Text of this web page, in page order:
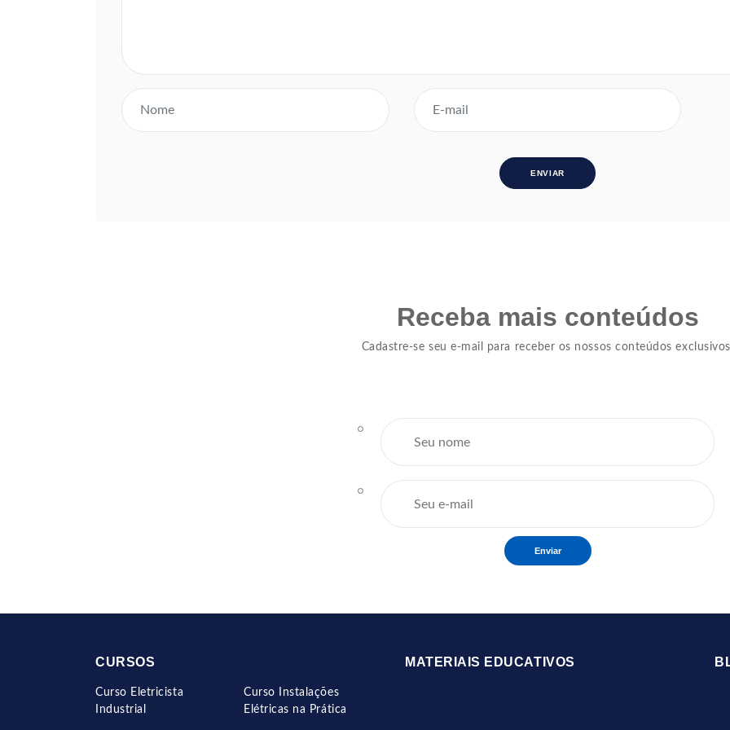
Receba mais conteúdos
Cadastre-se seu e-mail para receber os nossos conteúdos
Enviar
CURSOS
Curso Eletricista
Industrial
Curso Instalações
Elétricas na Prática
MATERIAIS EDUCATIVOS